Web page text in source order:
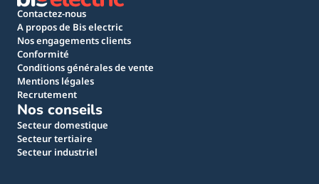
Contactez-nous
A propos de Bis electric
Nos engagements clients
Conformité
Conditions générales de vente
Mentions légales
Recrutement
Nos conseils
Secteur domestique
Secteur tertiaire
Secteur industriel